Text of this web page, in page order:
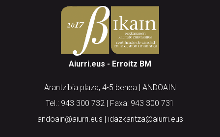
Aiurri.eus - Erroitz BM
Arantzibia plaza, 4-5 behea | ANDOAIN
Tel.: 943 300 732 | Faxa: 943 300 731
andoain@aiurri.eus | idazkaritza@aiurri.eus